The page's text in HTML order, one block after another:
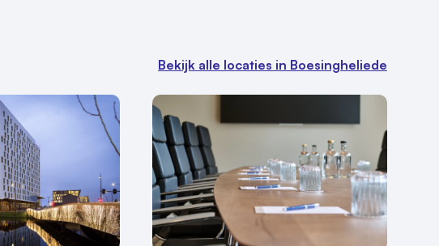
Bekijk alle locaties in Boesingheliede